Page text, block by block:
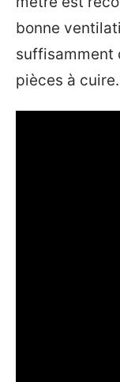
bonne
suffisamment
pièces à cuire.